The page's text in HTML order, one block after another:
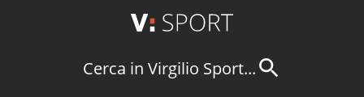
Cerca in Virgilio Sport...